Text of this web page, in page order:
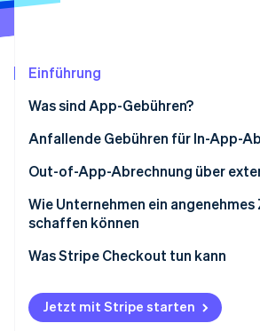
Erfahren Sie, wie Stripe
Einführung
Was sind App-Gebühren?
Anfallende Gebühren für In-App-
App-Gebühren im App Store
App-Gebühren bei Google Play
Out-of-App-Abrechnung über
Das „New Smartphone Law“
Dienstleistungen
Wie Unternehmen ein
schaffen können
Was Stripe Checkout tun kann
Jetzt mit Stripe starten